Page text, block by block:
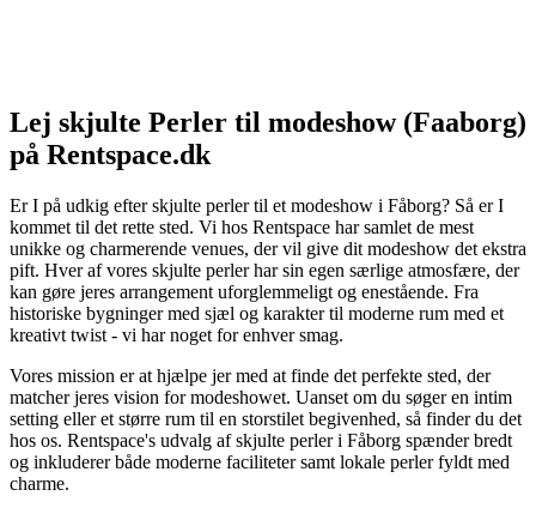
Lej skjulte Perler til modeshow (Faaborg)
på Rentspace.dk
Er I på udkig efter skjulte perler til et modeshow i Fåborg? Så er I
kommet til det rette sted. Vi hos Rentspace har samlet de mest
unikke og charmerende venues, der vil give dit modeshow det ekstra
pift. Hver af vores skjulte perler har sin egen særlige atmosfære, der
kan gøre jeres arrangement uforglemmeligt og enestående. Fra
historiske bygninger med sjæl og karakter til moderne rum med et
kreativt twist - vi har noget for enhver smag.
Vores mission er at hjælpe jer med at finde det perfekte sted, der
matcher jeres vision for modeshowet. Uanset om du søger en intim
setting eller et større rum til en storstilet begivenhed, så finder du det
hos os. Rentspace's udvalg af skjulte perler i Fåborg spænder bredt
og inkluderer både moderne faciliteter samt lokale perler fyldt med
charme.